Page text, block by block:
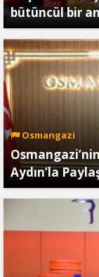
bütüncül bir
Osmangazi
Aydın’la